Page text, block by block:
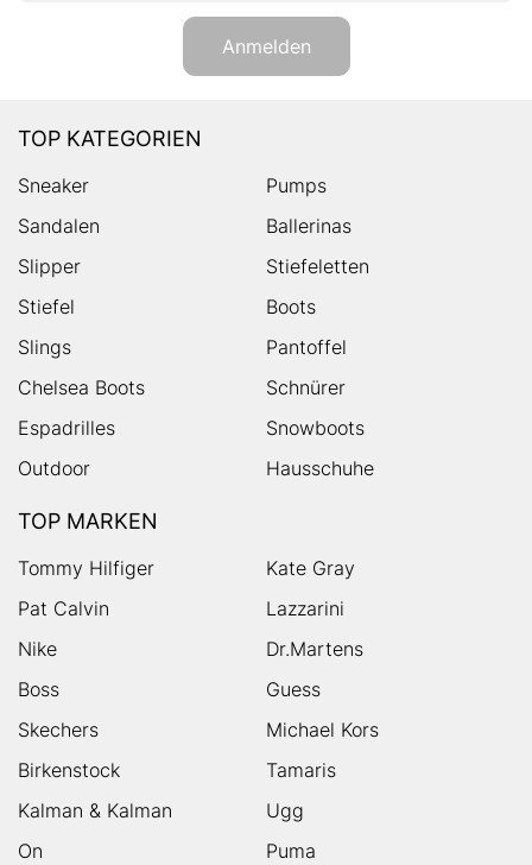
Anmelden
TOP KATEGORIEN
Sneaker
Pumps
Sandalen
Ballerinas
Slipper
Stiefeletten
Stiefel
Boots
Slings
Pantoffel
Chelsea Boots
Schnürer
Espadrilles
Snowboots
Outdoor
Hausschuhe
TOP MARKEN
Tommy Hilfiger
Kate Gray
Pat Calvin
Lazzarini
Nike
Dr.Martens
Boss
Guess
Skechers
Michael Kors
Birkenstock
Tamaris
Kalman & Kalman
Ugg
On
Puma